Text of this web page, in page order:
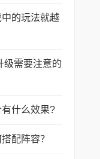
的玩法就越
级需要注意的
什么效果?
配阵容？